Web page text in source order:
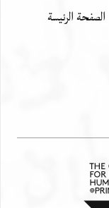
الصفحة الرئيسة